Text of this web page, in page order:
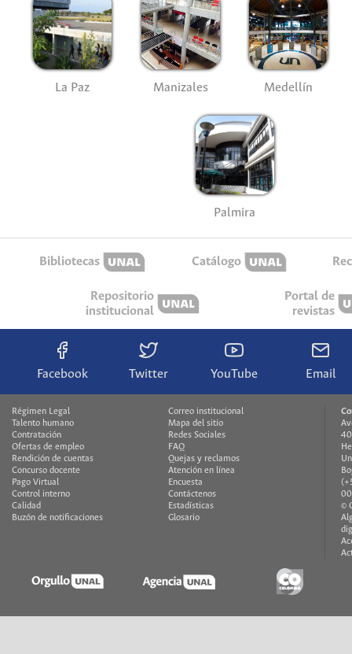
La Paz Manizales Medellín
Palmira
Bibliotecas Catálogo
Repositorio
institucional
Portal de
revistas
Facebook Twitter YouTube Email
Régimen Legal
Talento humano
Contratación
Ofertas de empleo
Rendición de cuentas
Concurso docente
Pago Virtual
Control interno
Calidad
Buzón de notificaciones
Correo institucional
Mapa del sitio
Redes Sociales
FAQ
Quejas y reclamos
Atención en línea
Encuesta
Contáctenos
Estadísticas
Glosario
©